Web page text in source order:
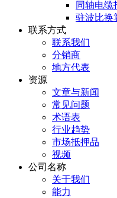
同轴电缆
驻波比换
联系方式
联系我们
分销商
地方代表
资源
文章与新闻
常见问题
术语表
行业趋势
市场抵押品
视频
公司名称
关于我们
能力